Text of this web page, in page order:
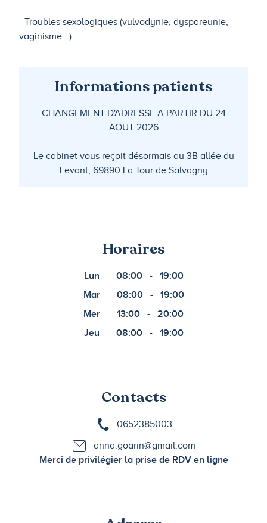
- Troubles sexologiques (vulvodynie, dyspareunie,
vaginisme...)
Informations patients
CHANGEMENT D'ADRESSE A PARTIR DU 24
AOUT 2026
Le cabinet vous reçoit désormais au 3B allée du
Levant, 69890 La Tour de Salvagny
Horaires
Lun 08:00 -
19:00
Mar
08:00 -
19:00
Mer
13:00 -
20:00
Jeu
08:00 - 19:00
Contacts
0652385003
anna.goarin@gmail.com
Merci de privilégier la prise de RDV en ligne